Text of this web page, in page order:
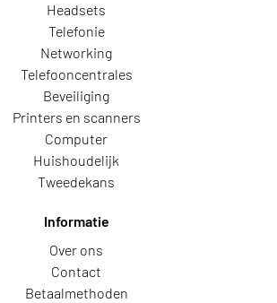
Headsets
Telefonie
Networking
Telefooncentrales
Beveiliging
Printers en scanners
Computer
Huishoudelijk
Tweedekans
Informatie
Over ons
Contact
Betaalmethoden